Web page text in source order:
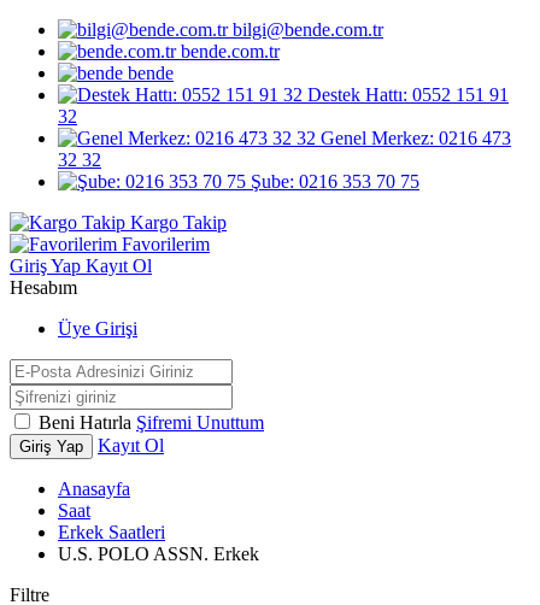
bilgi@bende.com.tr
bende.com.tr
bende
Destek Hattı: 0552 151 91
32
Genel Merkez: 0216 473
32 32
Şube: 0216 353 70 75
Kargo Takip
Favorilerim
Giriş Yap Kayıt Ol
Hesabım
Üye Girişi
Beni Hatırla Şifremi Unuttum
Giriş Yap Kayıt Ol
Anasayfa
Saat
Erkek Saatleri
U.S. POLO ASSN. Erkek
Filtre